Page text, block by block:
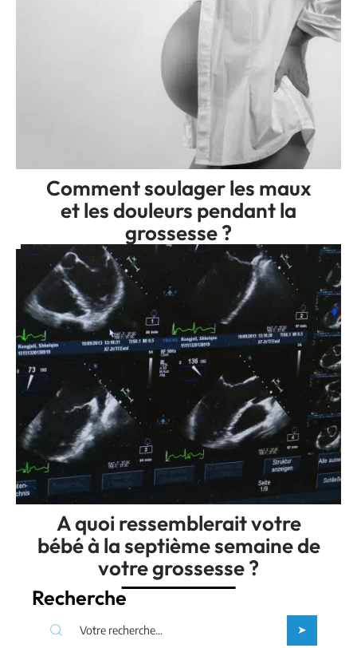
Comment soulager les maux
et les douleurs pendant la
grossesse ?
A quoi ressemblerait votre
bébé à la septième semaine de
votre grossesse ?
Recherche